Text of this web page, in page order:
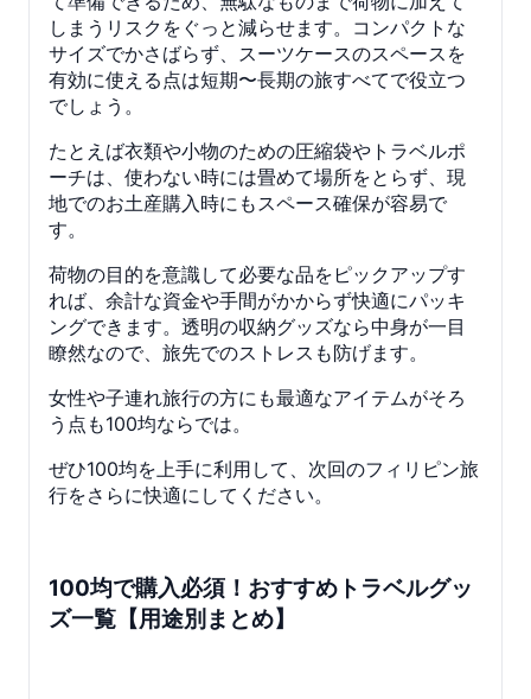
しまうリスクをぐっと減らせます。コンパクトな
サイズでかさばらず、スーツケースのスペースを
有効に使える点は短期〜長期の旅すべてで役立つ
でしょう。
たとえば衣類や小物のための圧縮袋やトラベルポ
ーチは、使わない時には畳めて場所をとらず、現
地でのお土産購入時にもスペース確保が容易で
す。
荷物の目的を意識して必要な品をピックアップす
れば、余計な資金や手間がかからず快適にパッキ
ングできます。透明の収納グッズなら中身が一目
瞭然なので、旅先でのストレスも防げます。
女性や子連れ旅行の方にも最適なアイテムがそろ
う点も100均ならでは。
ぜひ100均を上手に利用して、次回のフィリピン旅
行をさらに快適にしてください。
100均で購入必須！おすすめトラベルグッ
ズ一覧【用途別まとめ】